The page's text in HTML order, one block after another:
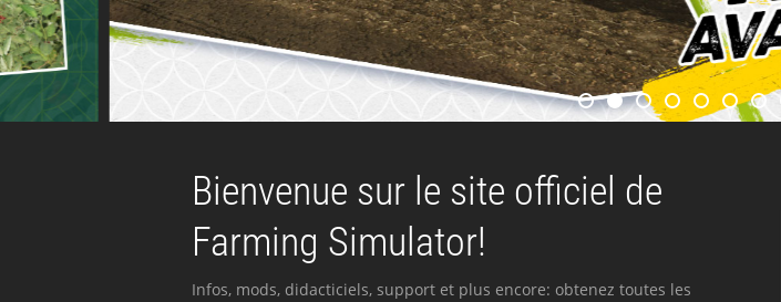
Bienvenue sur le site officiel de
Farming Simulator!
Infos, mods, didacticiels, support et plus encore: obtenez toutes les